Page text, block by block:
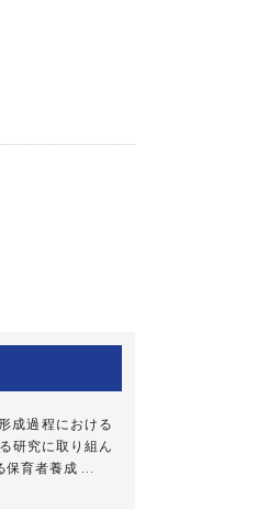
成過程における
研究に取り組ん
育者養成 ...